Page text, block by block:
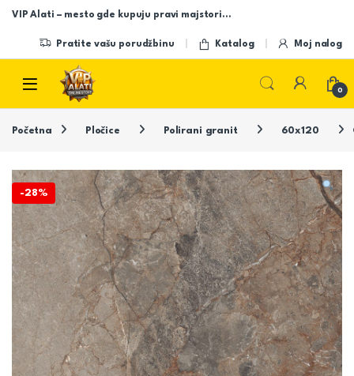
Skip to navigation
Skip to content
VIP Alati – mesto gde kupuju pravi majstori…
Pratite vašu porudžbinu Katalog Moj nalog
Open
0
Početna Pločice Polirani granit 60x120
-28%